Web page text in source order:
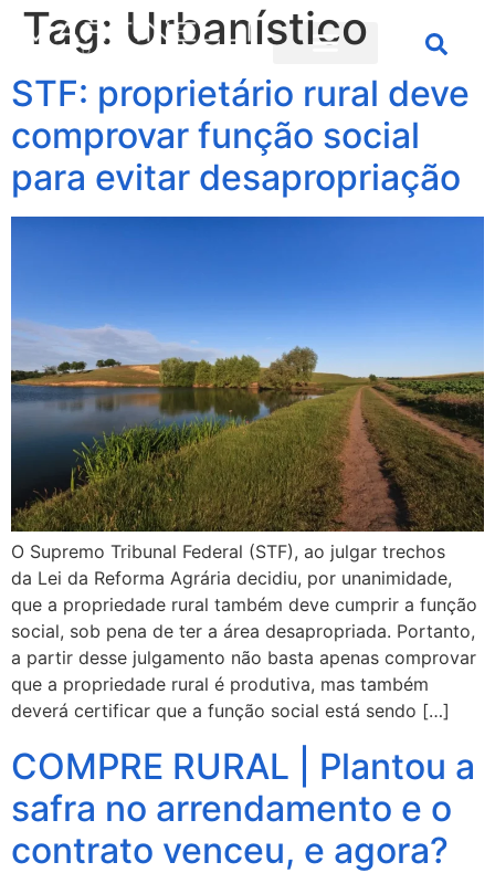
Tag: Urbanístico
STF: proprietário rural deve
comprovar função social
para evitar desapropriação
O Supremo Tribunal Federal (STF), ao julgar trechos
da Lei da Reforma Agrária decidiu, por unanimidade,
que a propriedade rural também deve cumprir a função
social, sob pena de ter a área desapropriada. Portanto,
a partir desse julgamento não basta apenas comprovar
que a propriedade rural é produtiva, mas também
deverá certificar que a função social está sendo […]
COMPRE RURAL | Plantou a
safra no arrendamento e o
contrato venceu, e agora?